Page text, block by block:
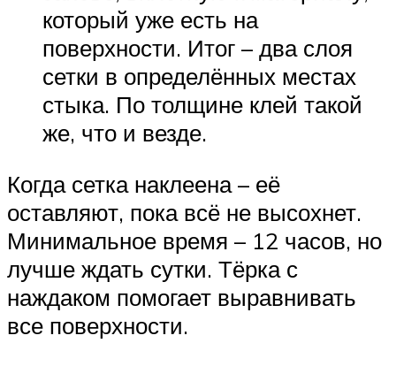
который уже есть на
поверхности. Итог – два слоя
сетки в определённых местах
стыка. По толщине клей такой
же, что и везде.
Когда сетка наклеена – её
оставляют, пока всё не высохнет.
Минимальное время – 12 часов, но
лучше ждать сутки. Тёрка с
наждаком помогает выравнивать
все поверхности.